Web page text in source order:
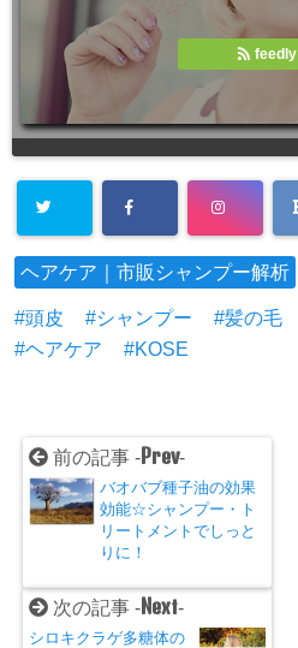
feedly
ヘアケア｜市販シャンプー解析
頭皮 シャンプー 髪の毛
ヘアケア
KOSE
前の記事 -Prev-
バオバブ種子油の効果
効能☆シャンプー・ト
リートメントでしっと
りに！
次の記事 -Next-
シロキクラゲ多糖体の